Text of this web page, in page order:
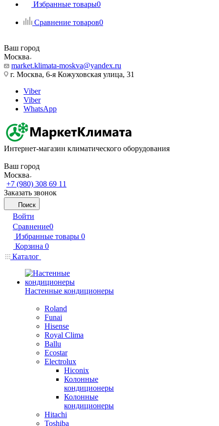
Избранные товары0
Сравнение товаров0
Ваш город
Москва
market.klimata-moskva@yandex.ru
г. Москва, 6-я Кожуховская улица, 31
Viber
Viber
WhatsApp
Интернет-магазин климатического оборудования
Ваш город
Москва
+7 (980) 308 69 11
Заказать звонок
Поиск
Войти
Сравнение0
Избранные товары 0
Корзина 0
Каталог
Настенные кондиционеры
Roland
Funai
Hisense
Royal Clima
Ballu
Ecostar
Electrolux
Hiconix
Колонные
кондиционеры
Колонные
кондиционеры
Hitachi
Toshiba